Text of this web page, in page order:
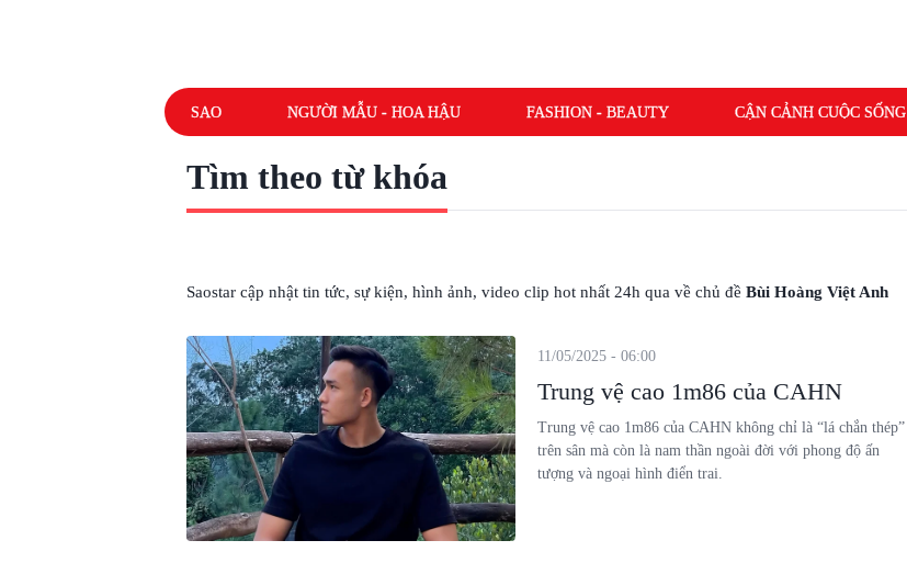
SAO NGƯỜI MẪU - HOA HẬU FASHION - BEAUTY CẬN CẢNH CUỘC SỐNG
Tìm theo từ khóa
Saostar cập nhật tin tức, sự kiện, hình ảnh, video clip hot nhất 24h qua về chủ đề Bùi Hoàng Việt Anh
Trung vệ cao 1m86 của CAHN
11/05/2025 - 06:00
Trung vệ cao 1m86 của CAHN không chỉ là “lá chắn thép”
trên sân mà còn là nam thần ngoài đời với phong độ ấn
tượng và ngoại hình điển trai.